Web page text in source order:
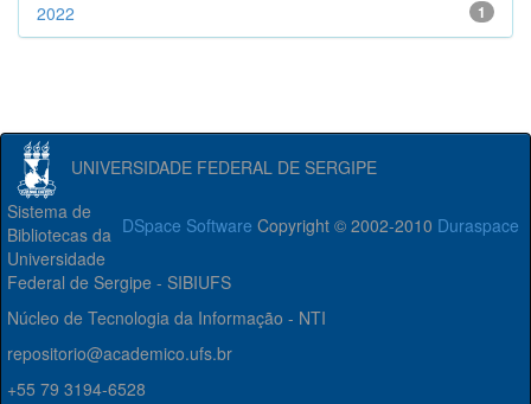
1
2022
UNIVERSIDADE FEDERAL DE SERGIPE
DSpace Software Copyright © 2002-2010 Duraspace
Sistema de
Bibliotecas da
Universidade
Federal de Sergipe - SIBIUFS
Núcleo de Tecnologia da Informação - NTI
repositorio@academico.ufs.br
+55 79 3194-6528